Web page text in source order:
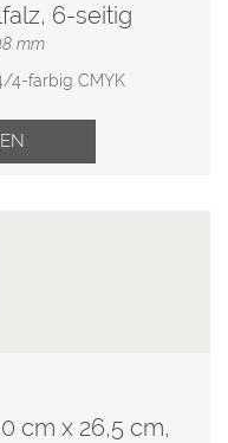
6-seitig
mm
4-farbig CMYK
cm x 26,5 cm,